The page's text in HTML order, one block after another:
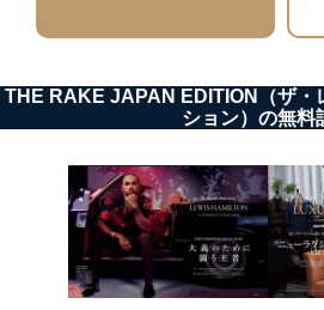
個人情報保護マネジメントシステム
じて、個人情報保護マネジメントシ
善し、常に最良の状態を維持しま
苦情及び相談受付け窓口
貴殿の個人情報及び当社の個人情
ステムに関するご相談及び苦情に
絡ください。
適切、かつ迅速に対応させていただ
THE RAKE JAPAN EDITION（ザ・
ション）の無料